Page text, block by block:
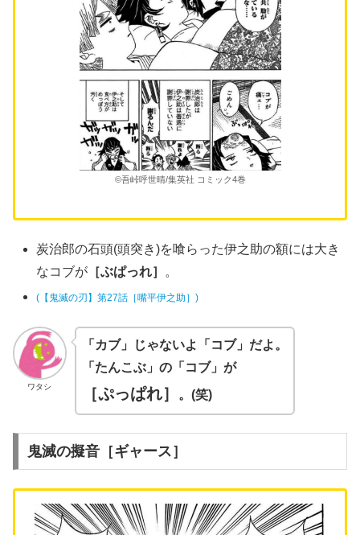
©吾峠呼世晴/集英社 コミック4巻
炭治郎の石頭(頭突き)を喰らった伊之助の額には大き
なコブが ［ぶぱっれ］ 。
(【鬼滅の刃】第27話［嘴平伊之助］)
ワタシ
「カブ」じゃないよ「コブ」だよ。
「たんこぶ」の「コブ」が
［ぷっぱれ］ 。(笑)
鬼滅の擬音［ギャース］